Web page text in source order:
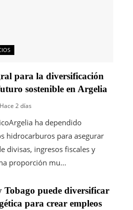
para la diversificación
sostenible en Argelia
Hace 2 días
ha dependido
hidrocarburos para asegurar
divisas, ingresos fiscales y
proporción mu...
puede diversificar
para crear empleos